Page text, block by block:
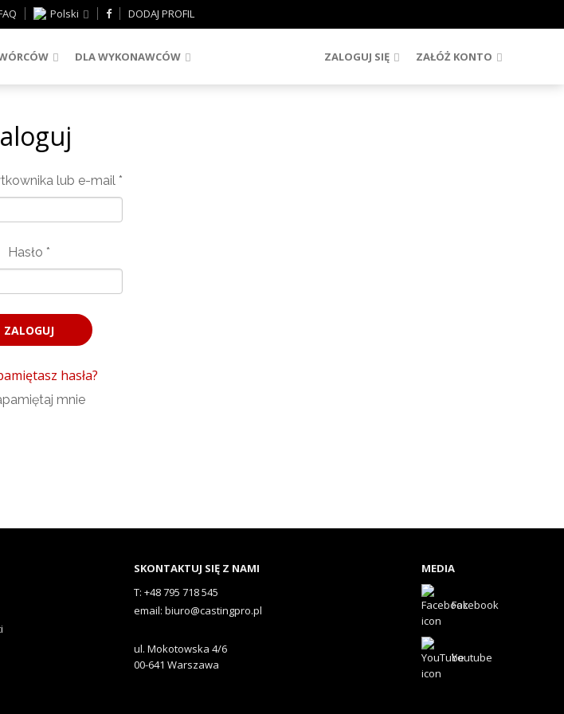
Polski DODAJ PROFIL
DLA WYKONAWCÓW ZAŁÓŻ KONTO
ZALOGUJ SIĘ
lub e-mail *
Hasło *
hasła?
mnie
SKONTAKTUJ SIĘ Z NAMI
T: +48 795 718 545
email: biuro@castingpro.pl
ul. Mokotowska 4/6
00-641 Warszawa
MEDIA
Facebook
Youtube